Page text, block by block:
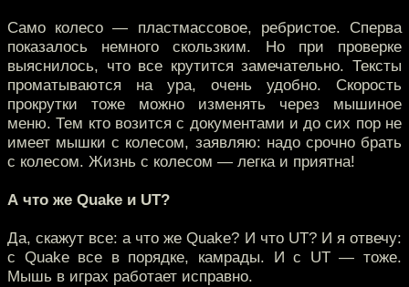
Само колесо — пластмассовое, ребристое. Сперва
показалось немного скользким. Но при проверке
выяснилось, что все крутится замечательно. Тексты
проматываются на ура, очень удобно. Скорость
прокрутки тоже можно изменять через мышиное
меню. Тем кто возится с документами и до сих пор не
имеет мышки с колесом, заявляю: надо срочно брать
с колесом. Жизнь с колесом — легка и приятна!
А что же Quake и UT?
Да, скажут все: а что же Quake? И что UT? И я отвечу:
с Quake все в порядке, камрады. И с UT — тоже.
Мышь в играх работает исправно.